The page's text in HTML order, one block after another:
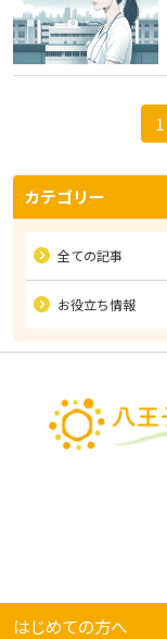
1
カテゴリー
全ての記事
お役立ち情報
はじめての方へ